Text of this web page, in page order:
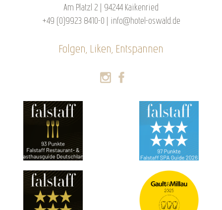
Am Platzl 2 | 94244 Kaikenried
+49 (0)9923 8410-0
info@hotel-oswald.de
Folgen, Liken, Entspannen